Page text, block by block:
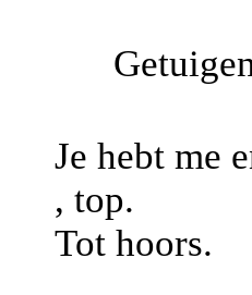
Je hebt me
, top.
Tot hoors.